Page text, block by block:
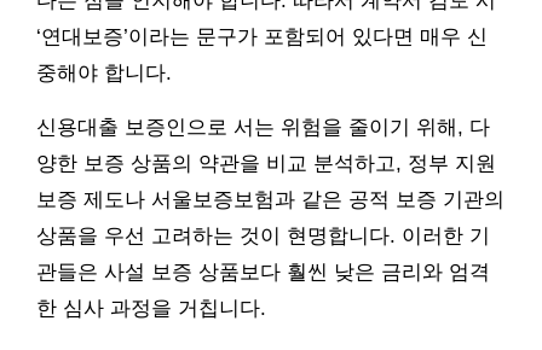
‘연대보증’이라는 문구가 포함되어 있다면 매우 신
중해야 합니다.
신용대출 보증인으로 서는 위험을 줄이기 위해, 다
양한 보증 상품의 약관을 비교 분석하고, 정부 지원
보증 제도나 서울보증보험과 같은 공적 보증 기관의
상품을 우선 고려하는 것이 현명합니다. 이러한 기
관들은 사설 보증 상품보다 훨씬 낮은 금리와 엄격
한 심사 과정을 거칩니다.